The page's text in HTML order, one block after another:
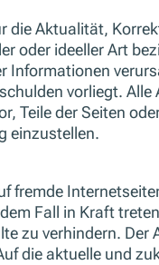
die Aktualität,
oder ideeller Art
Informationen
vorliegt.
Teile der Seiten
einzustellen.
fremde
Fall in Kraft
zu verhindern.
die aktuelle und